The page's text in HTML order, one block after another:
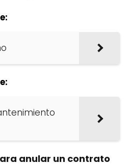
anular un contrato